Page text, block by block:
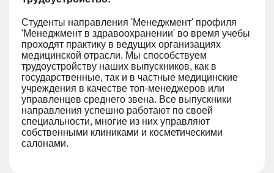
Студенты направления 'Менеджмент' профиля
'Менеджмент в здравоохранении' во время учебы
проходят практику в ведущих организациях
медицинской отрасли. Мы способствуем
трудоустройству наших выпускников, как в
государственные, так и в частные медицинские
учреждения в качестве топ-менеджеров или
управленцев среднего звена. Все выпускники
направления успешно работают по своей
специальности, многие из них управляют
собственными клиниками и косметическими
салонами.